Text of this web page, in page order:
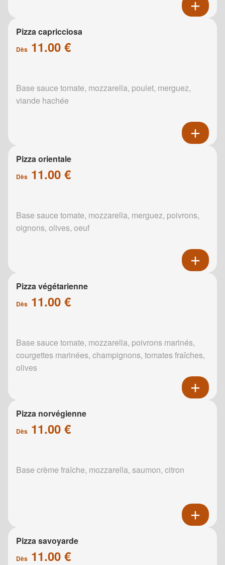
Pizza capricciosa
Dès 11.00 €
Base sauce tomate, mozzarella, poulet, merguez,
viande hachée
Pizza orientale
Dès 11.00 €
Base sauce tomate, mozzarella, merguez, poivrons,
oignons, olives, oeuf
Pizza végétarienne
Dès 11.00 €
Base sauce tomate, mozzarella, poivrons marinés,
courgettes marinées, champignons, tomates fraîches,
olives
Pizza norvégienne
Dès 11.00 €
Base crème fraîche, mozzarella, saumon, citron
Pizza savoyarde
Dès 11.00 €